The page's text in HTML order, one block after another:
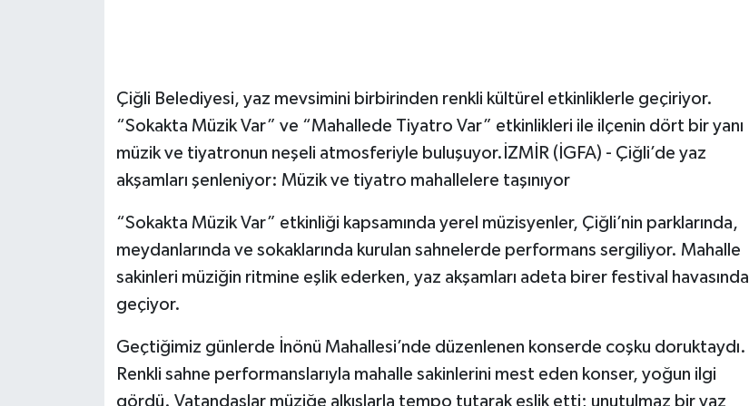
Çiğli Belediyesi, yaz mevsimini birbirinden renkli kültürel etkinliklerle geçiriyor.
“Sokakta Müzik Var” ve “Mahallede Tiyatro Var” etkinlikleri ile ilçenin dört bir yanı
müzik ve tiyatronun neşeli atmosferiyle buluşuyor.İZMİR (İGFA) - Çiğli’de yaz
akşamları şenleniyor: Müzik ve tiyatro mahallelere taşınıyor
“Sokakta Müzik Var” etkinliği kapsamında yerel müzisyenler, Çiğli’nin parklarında,
meydanlarında ve sokaklarında kurulan sahnelerde performans sergiliyor. Mahalle
sakinleri müziğin ritmine eşlik ederken, yaz akşamları adeta birer festival havasında
geçiyor.
Geçtiğimiz günlerde İnönü Mahallesi’nde düzenlenen konserde coşku doruktaydı.
Renkli sahne performanslarıyla mahalle sakinlerini mest eden konser, yoğun ilgi
gördü. Vatandaşlar müziğe alkışlarla tempo tutarak eşlik etti; unutulmaz bir yaz